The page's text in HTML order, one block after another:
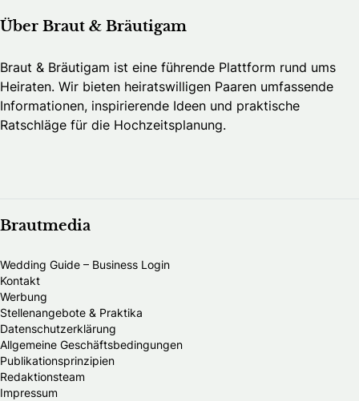
Über Braut & Bräutigam
Braut & Bräutigam ist eine führende Plattform rund ums
Heiraten. Wir bieten heiratswilligen Paaren umfassende
Informationen, inspirierende Ideen und praktische
Ratschläge für die Hochzeitsplanung.
Brautmedia
Wedding Guide – Business Login
Kontakt
Werbung
Stellenangebote & Praktika
Datenschutzerklärung
Allgemeine Geschäftsbedingungen
Publikationsprinzipien
Redaktionsteam
Impressum